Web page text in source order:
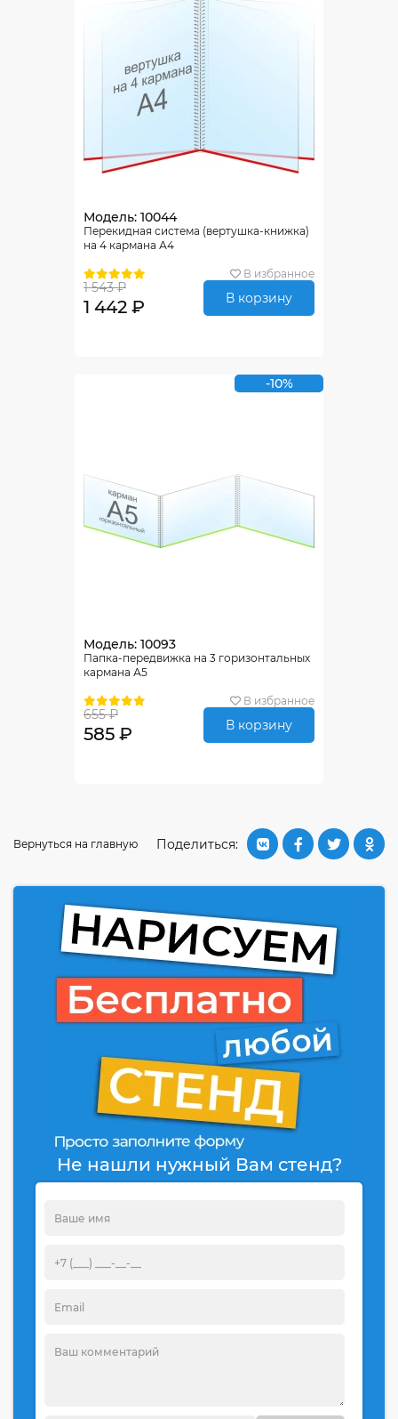
Модель: 10044
Перекидная система (вертушка-книжка)
на 4 кармана А4
В избранное
1 543 ₽
1 442 ₽ В корзину
-10%
Модель: 10093
Папка-передвижка на 3 горизонтальных
кармана А5
В избранное
655 ₽
585 ₽ В корзину
Поделиться:
Вернуться на главную
Не нашли нужный Вам стенд?